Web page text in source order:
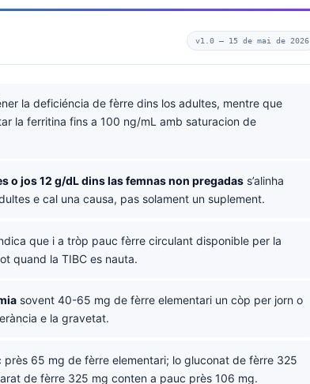
v1.0 — 15 de mai de 2026
la deficiéncia de fèrre dins los adultes, mentre que
la ferritina fins a 100 ng/mL amb saturacion de
o jos 12 g/dL dins las femnas non pregadas s’alinha
e cal una causa, pas solament un suplement.
que i a tròp pauc fèrre circulant disponible per la
quand la TIBC es nauta.
sovent 40-65 mg de fèrre elementari un còp per jorn o
e la gravetat.
près 65 mg de fèrre elementari; lo gluconat de fèrre 325
de fèrre 325 mg conten a pauc près 106 mg.